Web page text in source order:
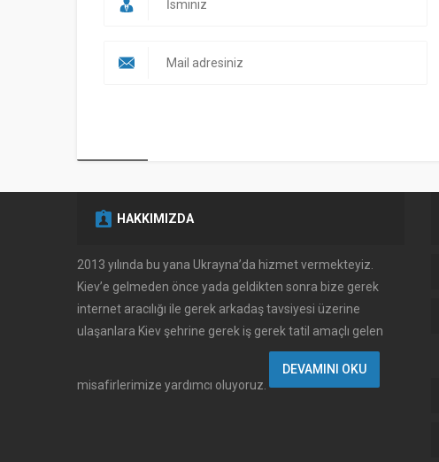
HAKKIMIZDA
2013 yılında bu yana Ukrayna’da hizmet vermekteyiz.
Kiev’e gelmeden önce yada geldikten sonra bize gerek
internet aracılığı ile gerek arkadaş tavsiyesi üzerine
ulaşanlara Kiev şehrine gerek iş gerek tatil amaçlı gelen
misafirlerimize yardımcı oluyoruz.
DEVAMINI OKU